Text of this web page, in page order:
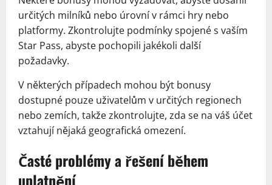
určitých milníků nebo úrovní v rámci hry nebo
platformy. Zkontrolujte podmínky spojené s vaším
Star Pass, abyste pochopili jakékoli další
požadavky.
V některých případech mohou být bonusy
dostupné pouze uživatelům v určitých regionech
nebo zemích, takže zkontrolujte, zda se na váš účet
vztahují nějaká geografická omezení.
Časté problémy a řešení během
uplatnění